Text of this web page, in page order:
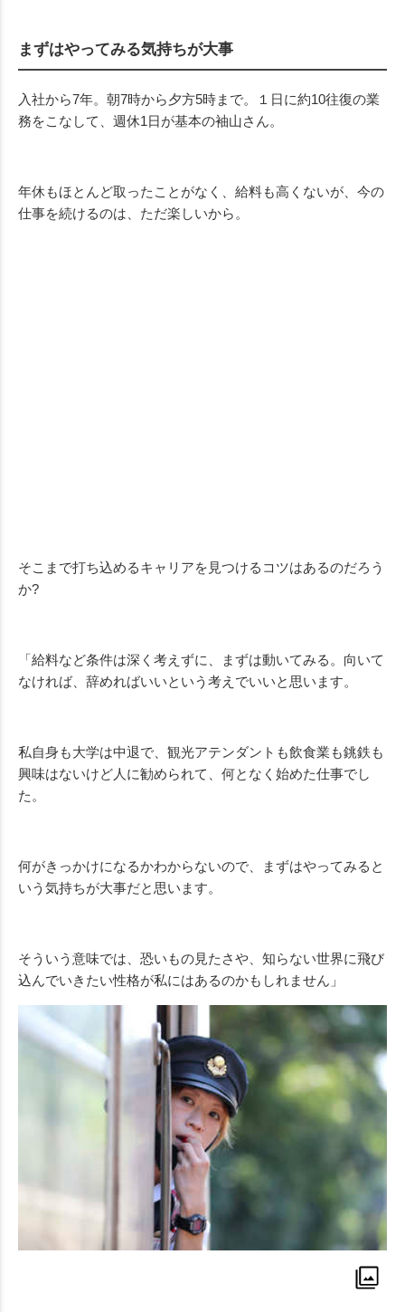
まずはやってみる気持ちが大事
入社から7年。朝7時から夕方5時まで。１日に約10往復の業
務をこなして、週休1日が基本の袖山さん。
年休もほとんど取ったことがなく、給料も高くないが、今の
仕事を続けるのは、ただ楽しいから。
そこまで打ち込めるキャリアを見つけるコツはあるのだろう
か?
「給料など条件は深く考えずに、まずは動いてみる。向いて
なければ、辞めればいいという考えでいいと思います。
私自身も大学は中退で、観光アテンダントも飲食業も銚鉄も
興味はないけど人に勧められて、何となく始めた仕事でし
た。
何がきっかけになるかわからないので、まずはやってみると
いう気持ちが大事だと思います。
そういう意味では、恐いもの見たさや、知らない世界に飛び
込んでいきたい性格が私にはあるのかもしれません」